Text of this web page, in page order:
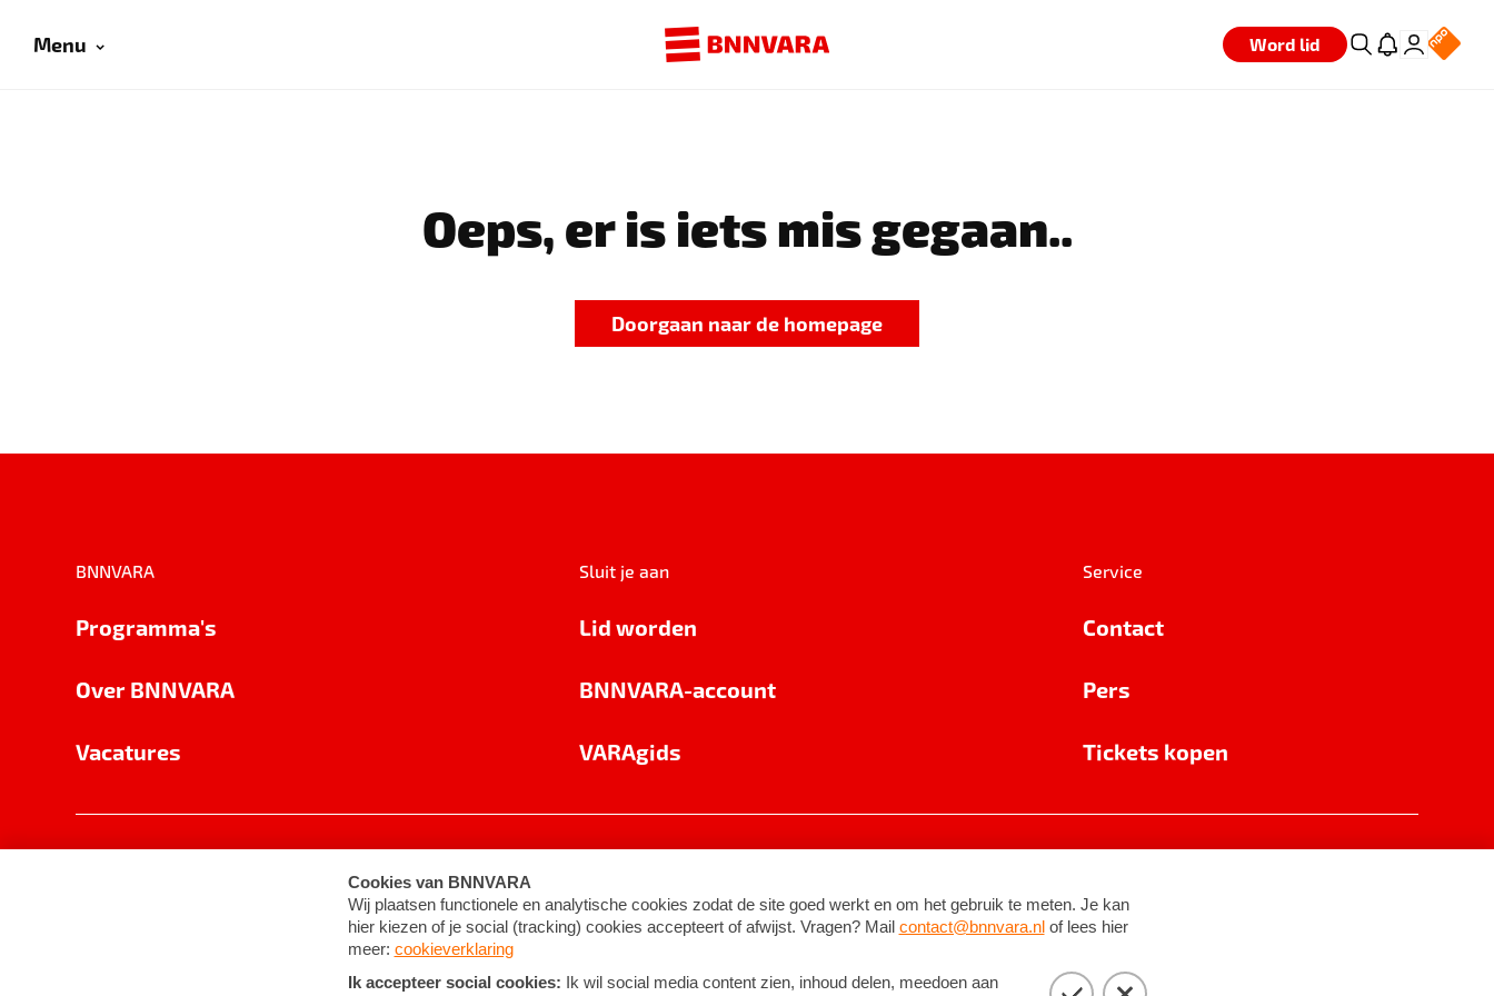
Menu Word lid
Oeps, er is iets mis gegaan..
Doorgaan naar de homepage
BNNVARA
Programma's
Over BNNVARA
Vacatures
Sluit je aan
Lid worden
BNNVARA-account
VARAgids
Service
Contact
Pers
Tickets kopen
Cookie-instellingen Algemene voorwaarden ©2026BNNVARA